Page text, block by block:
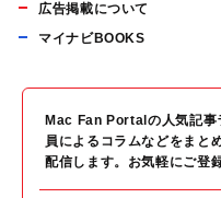
広告掲載について
マイナビBOOKS
Mac Fan Portalの人気記事
員によるコラムなどをまと
配信します。お気軽にご登